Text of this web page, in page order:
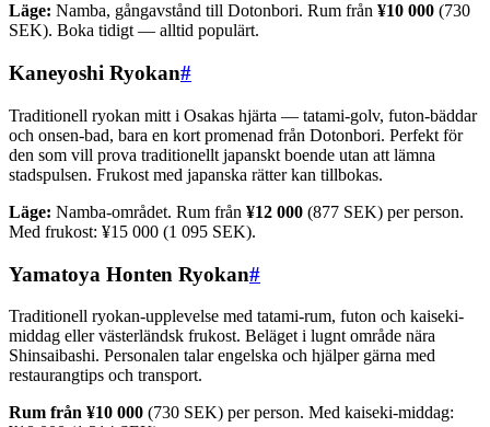
Läge: Namba, gångavstånd till Dotonbori. Rum från ¥10 000 (730
SEK). Boka tidigt — alltid populärt.
Kaneyoshi Ryokan#
Traditionell ryokan mitt i Osakas hjärta — tatami-golv, futon-bäddar
och onsen-bad, bara en kort promenad från Dotonbori. Perfekt för
den som vill prova traditionellt japanskt boende utan att lämna
stadspulsen. Frukost med japanska rätter kan tillbokas.
Läge: Namba-området. Rum från ¥12 000 (877 SEK) per person.
Med frukost: ¥15 000 (1 095 SEK).
Yamatoya Honten Ryokan#
Traditionell ryokan-upplevelse med tatami-rum, futon och kaiseki-
middag eller västerländsk frukost. Beläget i lugnt område nära
Shinsaibashi. Personalen talar engelska och hjälper gärna med
restaurangtips och transport.
Rum från ¥10 000 (730 SEK) per person. Med kaiseki-middag: